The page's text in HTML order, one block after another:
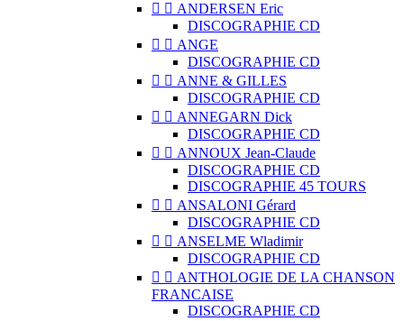
  ANDERSEN Eric
DISCOGRAPHIE CD
  ANGE
DISCOGRAPHIE CD
  ANNE & GILLES
DISCOGRAPHIE CD
  ANNEGARN Dick
DISCOGRAPHIE CD
  ANNOUX Jean-Claude
DISCOGRAPHIE CD
DISCOGRAPHIE 45 TOURS
  ANSALONI Gérard
DISCOGRAPHIE CD
  ANSELME Wladimir
DISCOGRAPHIE CD
  ANTHOLOGIE DE LA CHANSON
FRANCAISE
DISCOGRAPHIE CD